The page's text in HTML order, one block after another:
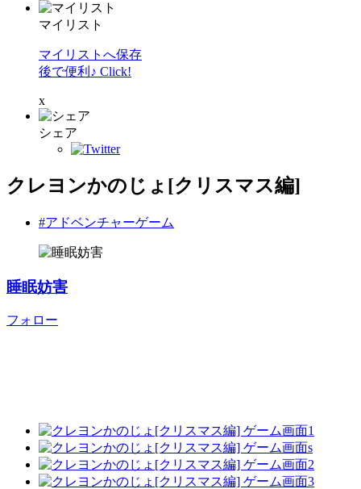
マイリスト
マイリストへ保存
後で便利♪ Click!
x
シェア
クレヨンかのじょ[クリスマス編]
#アドベンチャーゲーム
睡眠妨害
フォロー